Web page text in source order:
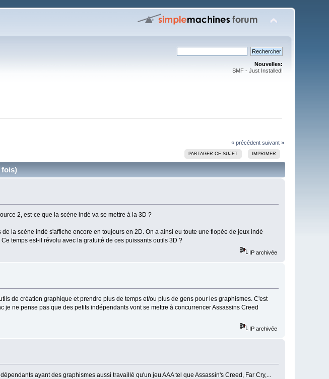
Nouvelles:
SMF - Just Installed!
« précédent suivant »
PARTAGER CE SUJET IMPRIMER
fois)
2, est-ce que la scène indé va se mettre à la 3D ?
la scène indé s'affiche encore en toujours en 2D. On a ainsi eu toute une flopée de jeux indé
temps est-il révolu avec la gratuité de ces puissants outils 3D ?
IP archivée
de création graphique et prendre plus de temps et/ou plus de gens pour les graphismes. C'est
ne pense pas que des petits indépendants vont se mettre à concurrencer Assassins Creed
IP archivée
ayant des graphismes aussi travaillé qu'un jeu AAA tel que Assassin's Creed, Far Cry,...